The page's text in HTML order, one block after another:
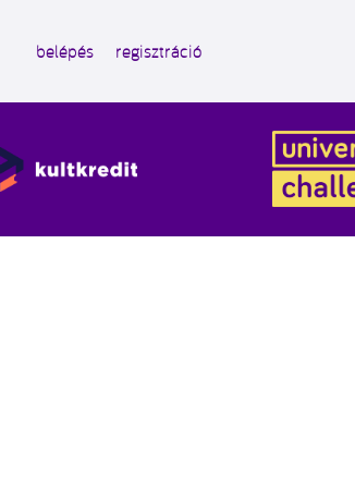
belépés regisztráció